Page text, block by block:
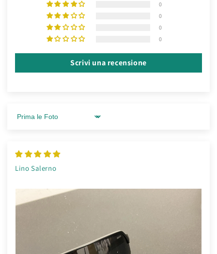
0
0
0
0
Scrivi una recensione
Sort by
Lino Salerno